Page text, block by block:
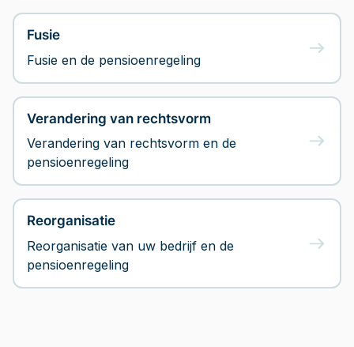
Fusie
Fusie en de pensioenregeling
Verandering van rechtsvorm
Verandering van rechtsvorm en de
pensioenregeling
Reorganisatie
Reorganisatie van uw bedrijf en de
pensioenregeling